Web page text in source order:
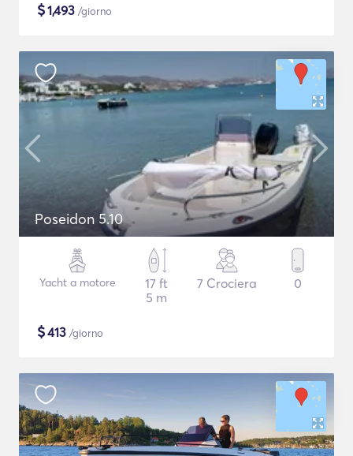
$1,493 /giorno
Poseidon 5.10
Yacht a motore
17 ft
5 m
7 Crociera 0
$413 /giorno